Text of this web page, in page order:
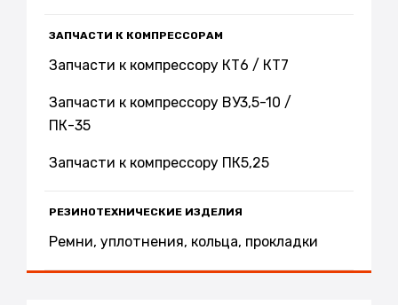
ЗАПЧАСТИ К КОМПРЕССОРАМ
Запчасти к компрессору КТ6 / КТ7
Запчасти к компрессору ВУ3,5-10 /
ПК-35
Запчасти к компрессору ПК5,25
РЕЗИНОТЕХНИЧЕСКИЕ ИЗДЕЛИЯ
Ремни, уплотнения, кольца, прокладки